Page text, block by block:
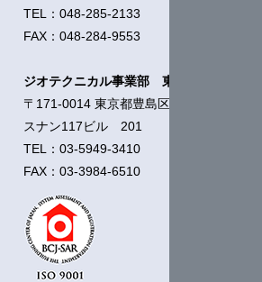
TEL：048-285-2133
FAX：048-284-9553
ジオテクニカル事業部 東京支店
〒171-0014 東京都豊島区池袋2-54-5
スナン117ビル 201
TEL：03-5949-3410
FAX：03-3984-6510